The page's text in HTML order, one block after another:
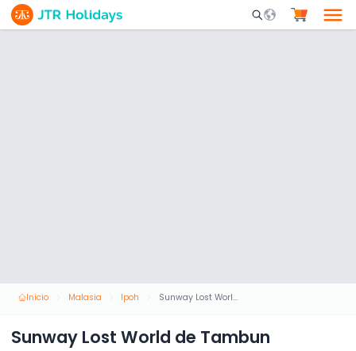
Mobile Search
Inicio Malasia Ipoh Sunway Lost World de Tambun
Sunway Lost World de Tambun